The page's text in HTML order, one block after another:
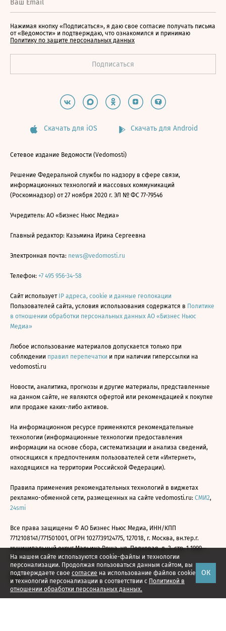
На нашем сайте используются cookie-файлы и технологии
персонализации. Продолжая пользоваться данным сайтом, вы
подтверждаете свое согласие на использование файлов cookie
и технологий персонализации в соответствии с Политикой в
отношении обработки персональных данных.
ОК
Нажимая кнопку «Подписаться», я даю свое согласие получать письма
от «Ведомости» и подтверждаю, что ознакомился и принимаю
Политику по защите персональных данных
Скачать для iOS Скачать для Android
Сетевое издание Ведомости (Vedomosti)
Решение Федеральной службы по надзору в сфере связи,
информационных технологий и массовых коммуникаций
(Роскомнадзор) от 27 ноября 2020 г. ЭЛ № ФС 77-79546
Учредитель: АО «Бизнес Ньюс Медиа»
Главный редактор: Казьмина Ирина Сергеевна
Электронная почта: news@vedomosti.ru
Телефон: +7 495 956-34-58
Сайт использует IP адреса, cookie и данные геолокации
Пользователей сайта, условия использования содержатся в Политике
в отношении обработки персональных данных АО «Бизнес Ньюс
Медиа»
Любое использование материалов допускается только при
соблюдении правил перепечатки и при наличии гиперссылки на
vedomosti.ru
Новости, аналитика, прогнозы и другие материалы, представленные
на данном сайте, не являются офертой или рекомендацией к покупке
или продаже каких-либо активов.
На информационном ресурсе применяются рекомендательные
технологии (информационные технологии предоставления
информации на основе сбора, систематизации и анализа сведений,
относящихся к предпочтениям пользователей сети «Интернет»,
находящихся на территории Российской Федерации).
Правила применения рекомендательных технологий в виджетах
рекламно-обменной сети, размещенных на сайте vedomosti.ru: СМИ2,
24smi
Все права защищены © АО Бизнес Ньюс Медиа, ИНН/КПП
7712108141/771501001, ОГРН 1027739124775, 127018, г. Москва, вн.тер.г.
муниципальный округ Марьина Роща, ул. Полковая, д. 3, стр. 1 1999—
2026